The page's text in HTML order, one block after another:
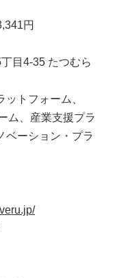
円
目4-35 たつむら
トフォーム、
ム、産業支援プラ
ベーション・プラ